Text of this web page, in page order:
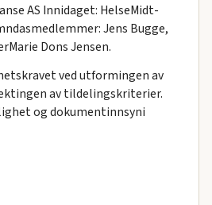
AS Innidaget: HelseMidt-
Jens Bugge,
Dons Jensen.
ved utformingen av
av tildelingskriterier.
og dokumentinnsyni